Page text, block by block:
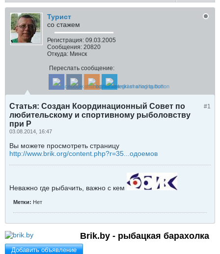
Турист
со стажем
Регистрация: 09.03.2005
Сообщения: 20820
Откуда: Минск
Переслать сообщение:
#1
Статья: Создан Координационный Совет по
любительскому и спортивному рыболовству
при Р
03.08.2014, 16:47
Вы можете просмотреть страницу
http://www.brik.org/content.php?r=35...одоемов
Неважно где рыбачить, важно с кем
Метки: Нет
Brik.by - рыбацкая барахолка
Добавить объявление